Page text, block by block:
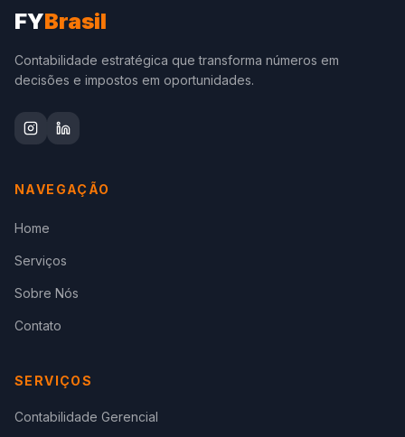
FYBrasil
Contabilidade estratégica que transforma números em
decisões e impostos em oportunidades.
NAVEGAÇÃO
Home
Serviços
Sobre Nós
Contato
SERVIÇOS
Contabilidade Gerencial